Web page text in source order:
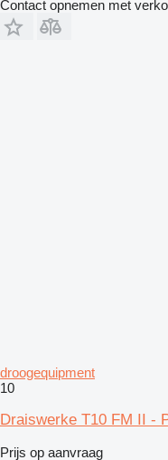
Contact opnemen met
droogequipment
10
Draiswerke T10 FM II -
Prijs op aanvraag